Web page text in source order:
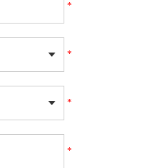
*
*
*
*